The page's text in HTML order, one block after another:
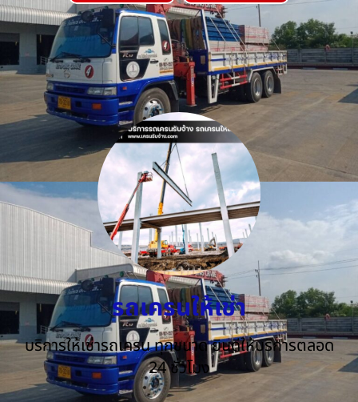
รถเครนให้เช่า
บริการให้เช่ารถเครน ทุกขนาด ยินดีให้บริการตลอด
24 ชั่วโมง